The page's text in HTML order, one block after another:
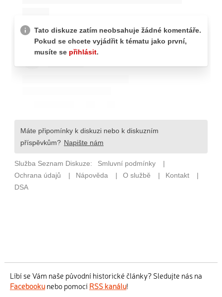
Líbí se Vám naše původní historické články? Sledujte nás na
Facebookunebo pomocí RSS kanálu!